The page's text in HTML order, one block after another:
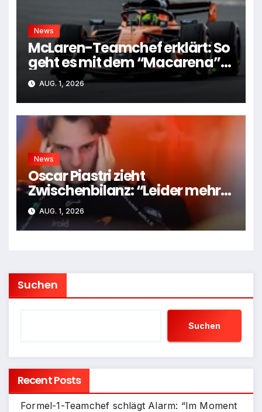
News
McLaren-Teamchef erklärt: So
geht es mit dem “Macarena”-
Flügel weiter
AUG. 1, 2026
News
Oscar Piastri zieht
Zwischenbilanz: “Leider mehr
Tiefen als Höhen”
AUG. 1, 2026
Suchen
Suchen
Recent Posts
Formel-1-Teamchef schlägt Alarm: “Im Moment